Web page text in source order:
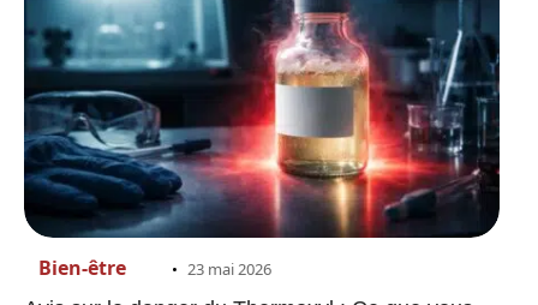
Bien-être 23 mai 2026